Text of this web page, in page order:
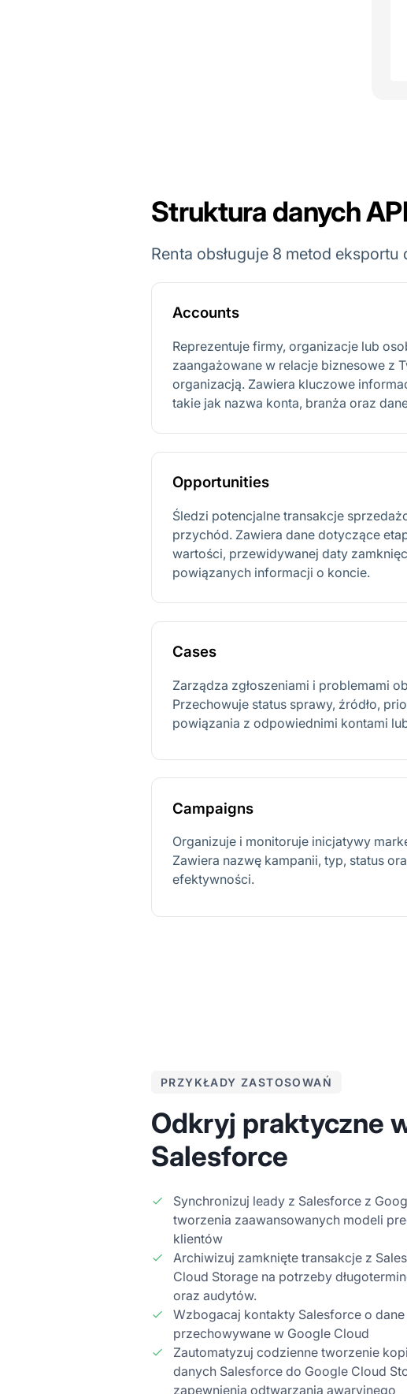
Struktura danych
Renta obsługuje 8 metod
Accounts
Reprezentuje firmy, organizacje lub
zaangażowane w relacje biznesowe z
organizacją. Zawiera kluczowe
takie jak nazwa konta, branża oraz
Opportunities
Śledzi potencjalne transakcje
przychód. Zawiera dane dotyczące
wartości, przewidywanej daty
powiązanych informacji o koncie.
Cases
Zarządza zgłoszeniami i problemami
Przechowuje status sprawy, źródło,
powiązania z odpowiednimi kontami
Campaigns
Organizuje i monitoruje inicjatywy
Zawiera nazwę kampanii, typ, status
efektywności.
PRZYKŁADY ZASTOSOWAŃ
Odkryj praktyczne
Salesforce
Synchronizuj leady z Salesforce z
tworzenia zaawansowanych modeli
klientów
Archiwizuj zamknięte transakcje z
Cloud Storage na potrzeby
oraz audytów.
Wzbogacaj kontakty Salesforce o
przechowywane w Google Cloud
Zautomatyzuj codzienne tworzenie
danych Salesforce do Google Cloud
zapewnienia odtwarzania awaryjnego